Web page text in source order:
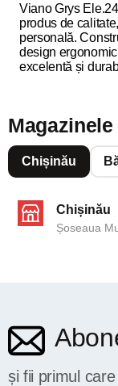
Viano Grys
produs de
personală.
design
excelentă și
Chișinău
Chișinău
Șoseaua
și fii primul